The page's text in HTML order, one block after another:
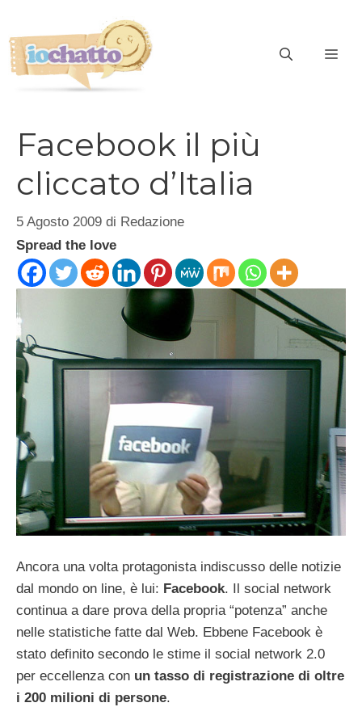
contenuto
Facebook il più
cliccato d’Italia
5 Agosto 2009 di Redazione
Spread the love
Ancora una volta protagonista indiscusso delle notizie
dal mondo on line, è lui: Facebook. Il social network
continua a dare prova della propria “potenza” anche
nelle statistiche fatte dal Web. Ebbene Facebook è
stato definito secondo le stime il social network 2.0
per eccellenza con un tasso di registrazione di oltre
i 200 milioni di persone.